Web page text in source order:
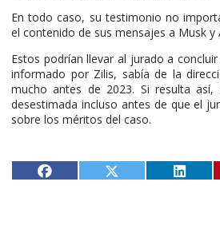
En todo caso, su testimonio no
el contenido de sus mensajes a Musk y
Estos podrían llevar al jurado a
informado por Zilis, sabía de la
mucho antes de 2023. Si resulta
desestimada incluso antes de que el
sobre los méritos del caso.